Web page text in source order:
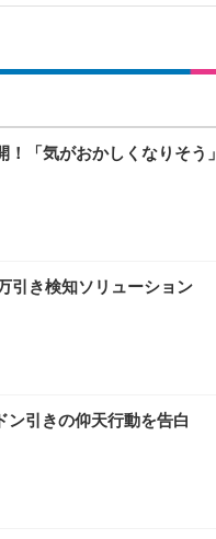
「気がおかしくなりそう」
引き検知ソリューション
引きの仰天行動を告白